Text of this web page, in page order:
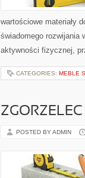
wartościowe materiały
świadomego rozwijania
aktywności fizycznej,
CATEGORIES: MEBLE
ZGORZELEC
POSTED BY ADMIN